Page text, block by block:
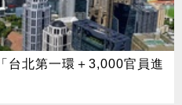
台北第一環＋3,000官員進